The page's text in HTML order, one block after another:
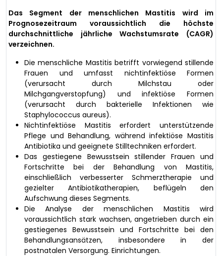
Das Segment der menschlichen Mastitis wird im
Prognosezeitraum voraussichtlich die höchste
durchschnittliche jährliche Wachstumsrate (CAGR)
verzeichnen.
Die menschliche Mastitis betrifft vorwiegend stillende
Frauen und umfasst nichtinfektiöse Formen
(verursacht durch Milchstau oder
Milchgangverstopfung) und infektiöse Formen
(verursacht durch bakterielle Infektionen wie
Staphylococcus aureus).
Nichtinfektiöse Mastitis erfordert unterstützende
Pflege und Behandlung, während infektiöse Mastitis
Antibiotika und geeignete Stilltechniken erfordert.
Das gestiegene Bewusstsein stillender Frauen und
Fortschritte bei der Behandlung von Mastitis,
einschließlich verbesserter Schmerztherapie und
gezielter Antibiotikatherapien, beflügeln den
Aufschwung dieses Segments.
Die Analyse der menschlichen Mastitis wird
voraussichtlich stark wachsen, angetrieben durch ein
gestiegenes Bewusstsein und Fortschritte bei den
Behandlungsansätzen, insbesondere in der
postnatalen Versorgung. Einrichtungen.